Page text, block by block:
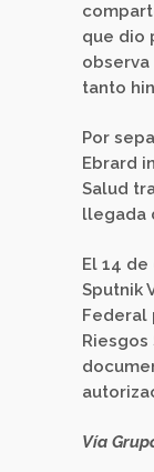
que dio
observa
tanto
Por
Ebrard
Salud
llegada
El 14
Sputnik
Federal
Vía